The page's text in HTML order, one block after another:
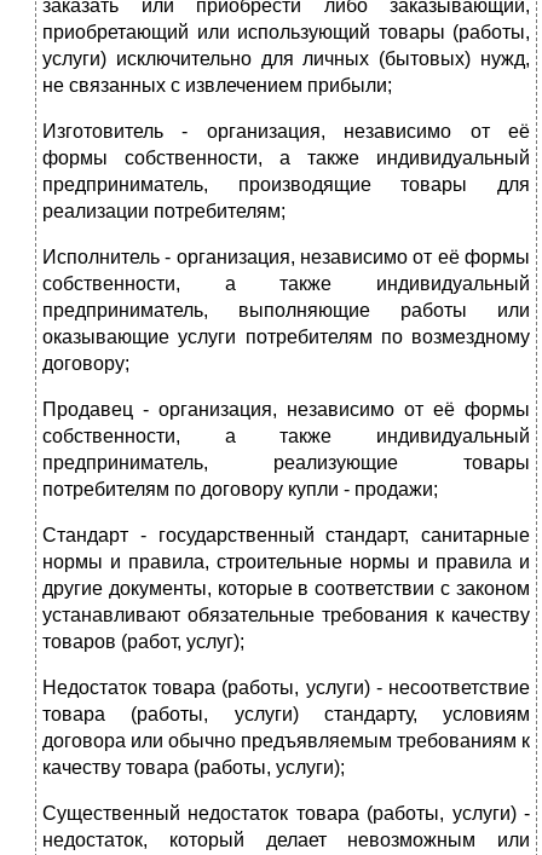
заказать или приобрести либо заказывающий,
приобретающий или использующий товары (работы,
услуги) исключительно для личных (бытовых) нужд,
не связанных с извлечением прибыли;
Изготовитель - организация, независимо от её
формы собственности, а также индивидуальный
предприниматель, производящие товары для
реализации потребителям;
Исполнитель - организация, независимо от её формы
собственности, а также индивидуальный
предприниматель, выполняющие работы или
оказывающие услуги потребителям по возмездному
договору;
Продавец - организация, независимо от её формы
собственности, а также индивидуальный
предприниматель, реализующие товары
потребителям по договору купли - продажи;
Стандарт - государственный стандарт, санитарные
нормы и правила, строительные нормы и правила и
другие документы, которые в соответствии с законом
устанавливают обязательные требования к качеству
товаров (работ, услуг);
Недостаток товара (работы, услуги) - несоответствие
товара (работы, услуги) стандарту, условиям
договора или обычно предъявляемым требованиям к
качеству товара (работы, услуги);
Существенный недостаток товара (работы, услуги) -
недостаток, который делает невозможным или